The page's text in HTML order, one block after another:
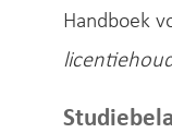
Handboek